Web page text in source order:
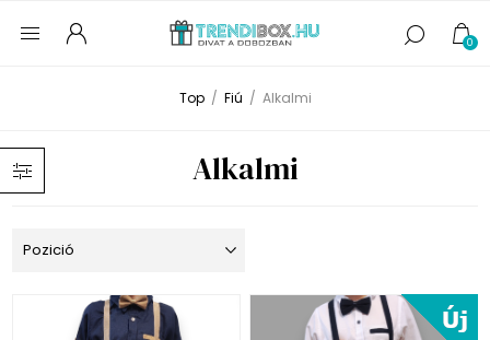
0
Top / Fiú / Alkalmi
Alkalmi